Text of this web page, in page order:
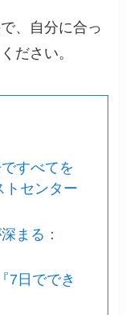
、自分に合っ
ださい。
すべてを
トセンター
まる：
7日ででき